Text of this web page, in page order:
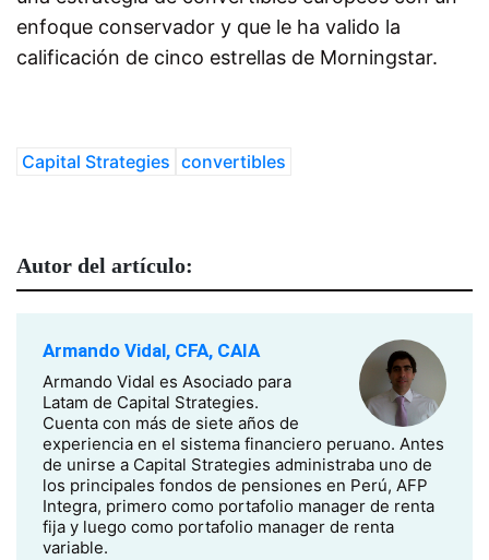
enfoque conservador y que le ha valido la
calificación de cinco estrellas de Morningstar.
Capital Strategies convertibles
Autor del artículo:
Armando Vidal, CFA, CAIA
Armando Vidal es Asociado para
Latam de Capital Strategies.
Cuenta con más de siete años de
experiencia en el sistema financiero peruano. Antes
de unirse a Capital Strategies administraba uno de
los principales fondos de pensiones en Perú, AFP
Integra, primero como portafolio manager de renta
fija y luego como portafolio manager de renta
variable.